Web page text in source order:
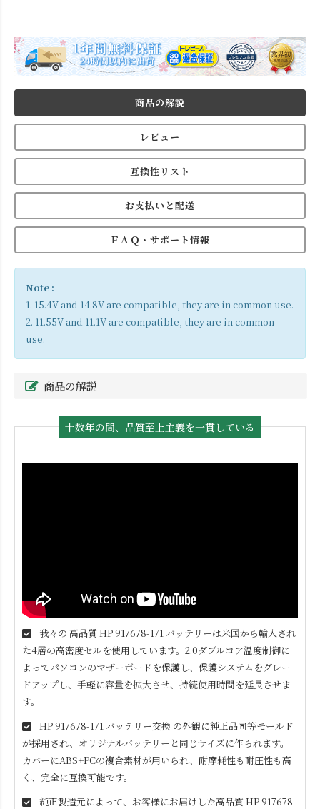
商品の解説
レビュー
互換性リスト
お支払いと配送
ＦＡＱ・サポート情報
Note :
1. 15.4V and 14.8V are compatible, they are in common use.
2. 11.55V and 11.1V are compatible, they are in common
use.
商品の解説
十数年の間、品質至上主義を一貫している
我々の 高品質 HP 917678-171 バッテリーは米国から輸入され
た4層の高密度セルを使用しています。2.0ダブルコア温度制御に
よってパソコンのマザーボードを保護し、保護システムをグレー
ドアップし、手軽に容量を拡大させ、持続使用時間を延長させま
す。
HP 917678-171 バッテリー交換 の外観に純正品同等モールド
が採用され、オリジナルバッテリーと同じサイズに作られます。
カバーにABS+PCの複合素材が用いられ、耐摩耗性も耐圧性も高
く、完全に互換可能です。
純正製造元によって、お客様にお届けした高品質 HP 917678-